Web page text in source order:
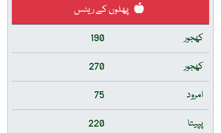
پھلوں کے ریٹس
کھجور
190
کھجور
270
امرود
75
پپیتا
220